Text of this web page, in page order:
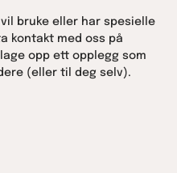
bruke eller har spesielle
kontakt med oss på
opp ett opplegg som
(eller til deg selv).